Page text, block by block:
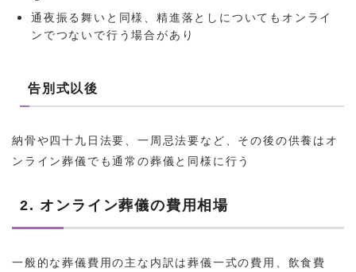
通夜振る舞いと同様、精進落としについてもオンライ
ンでつないで行う場合があり
告別式以後
納骨や四十九日法要、一周忌法要など、その後の供養はオ
ンライン葬儀でも通常の葬儀と同様に行う
2. オンライン葬儀の費用相場
一般的な葬儀費用の主な内訳は葬儀一式の費用、飲食費